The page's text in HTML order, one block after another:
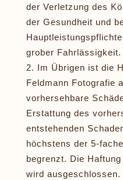
der Verletzung des
der Gesundheit und
grober Fahrlässigkeit.
Im Übrigen ist die
Feldmann Fotografie
vorhersehbare
Erstattung des
entstehenden
höchstens der 5-
begrenzt. Die
wird ausgeschlossen.